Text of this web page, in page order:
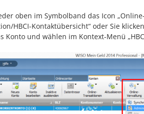
oben im Symbolband das Icon
HBCI-Kontaktübersicht“ oder Sie
Konto und wählen im Kontext-Menü